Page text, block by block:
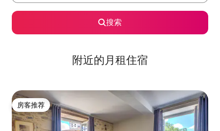
搜索
附近的月租住宿
房客推荐
房客推荐